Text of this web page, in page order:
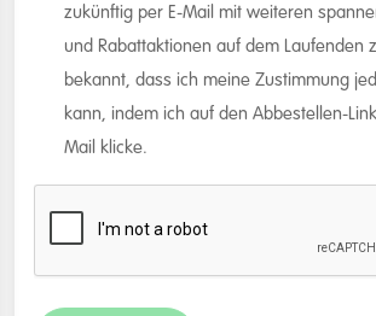
zukünftig per E-Mail mit weiteren
und Rabattaktionen auf dem Laufenden
bekannt, dass ich meine Zustimmung
kann, indem ich auf den Abbestellen-
Mail klicke.